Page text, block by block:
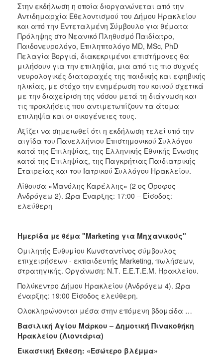
Στην εκδήλωση η οποία διοργανώνεται από την
Αντιδημαρχία Εθελοντισμού του Δήμου Ηρακλείου
και από την Εντεταλμένη Σύμβουλο για θέματα
Πρόληψης στο Νεανικό Πληθυσμό Παιδίατρο,
Παιδονευρολόγο, Επιληπτολόγο MD, MSc, PhD
Πελαγία Βοργιά, διακεκριμένοι επιστήμονες θα
μιλήσουν για την επιληψία, μια από τις πιο συχνές
νευρολογικές διαταραχές της παιδικής και εφηβικής
ηλικίας, με στόχο την ενημέρωση του κοινού σχετικά
με την διαχείριση της νόσου μετά τη διάγνωση και
τις προκλήσεις που αντιμετωπίζουν τα άτομα
επιληψία και οι οικογένειες τους.
Αξίζει να σημειωθεί ότι η εκδήλωση τελεί υπό την
αιγίδα του Πανελλήνιου Επιστημονικού Συλλόγου
κατά της Επιληψίας, της Ελληνικής Εθνικής Ένωσης
κατά της Επιληψίας, της Παγκρήτιας Παιδιατρικής
Εταιρείας και του Ιατρικού Συλλόγου Ηρακλείου.
Αίθουσα «Μανόλης Καρέλλης» (2 ος Όροφος
Ανδρόγεω 2). Ώρα Έναρξης: 17:00 – Είσοδος:
ελεύθερη
Ημερίδα με θέμα "Marketing για Μηχανικούς"
Ομιλητής Ευθυμίου Κωνσταντίνος σύμβουλος
επιχειρήσεων - εκπαιδευτής Marketing, πωλήσεων,
στρατηγικής. Οργάνωση: Ν.Τ. Ε.Ε.Τ.Ε.Μ. Ηρακλείου.
Πολύκεντρο Δήμου Ηρακλείου (Ανδρόγεω 4). Ώρα
έναρξης: 19:00 Είσοδος ελεύθερη.
Ολοκληρώνονται μέσα στην επόμενη βδομάδα …
Βασιλική Αγίου Μάρκου – Δημοτική Πινακοθήκη
Ηρακλείου (Λιοντάρια)
Εικαστική Έκθεση: «Εσώτερο βλέμμα»